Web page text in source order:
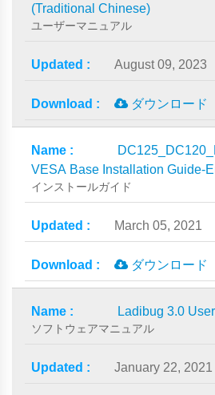
(Traditional Chinese)
ユーザーマニュアル
August 09, 2023
ダウンロード
VESA Base Installation Guide-
インストールガイド
March 05, 2021
ダウンロード
Ladibug 3.0
ソフトウェアマニュアル
January 22, 2021